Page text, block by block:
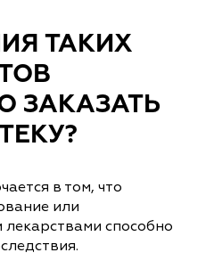
ТАКИХ
ЗАКАЗАТЬ
в том, что
или
способно